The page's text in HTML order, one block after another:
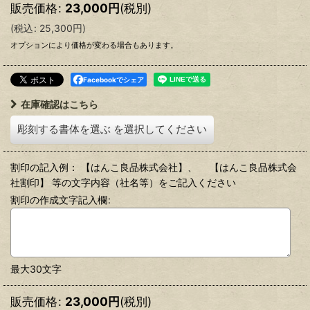
販売価格: 23,000円(税別)
(税込: 25,300円)
オプションにより価格が変わる場合もあります。
Facebookでシェア
在庫確認はこちら
彫刻する書体を選ぶ を選択してください
割印の記入例： 【はんこ良品株式会社】、 【はんこ良品株式会
社割印】 等の文字内容（社名等）をご記入ください
割印の作成文字記入欄:
最大30文字
販売価格: 23,000円(税別)